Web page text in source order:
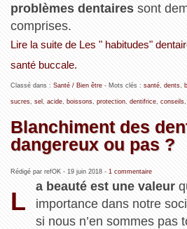
problèmes dentairessont
comprises.
Lire la suite de Les " habitudes"
santé buccale.
Classé dans : Santé / Bien être- Mots clés : santé, dents,
sucres, sel acide, boissons, protection, dentifrice, conseils,
Blanchiment des
dangereux ou pas ?
Rédigé par refOK - 19 juin 2018- 1 commentaire
L
a beauté est une valeur
importance dans notre
si nous n’en sommes pas